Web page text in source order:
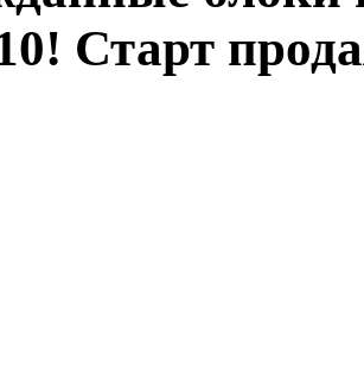
Старт